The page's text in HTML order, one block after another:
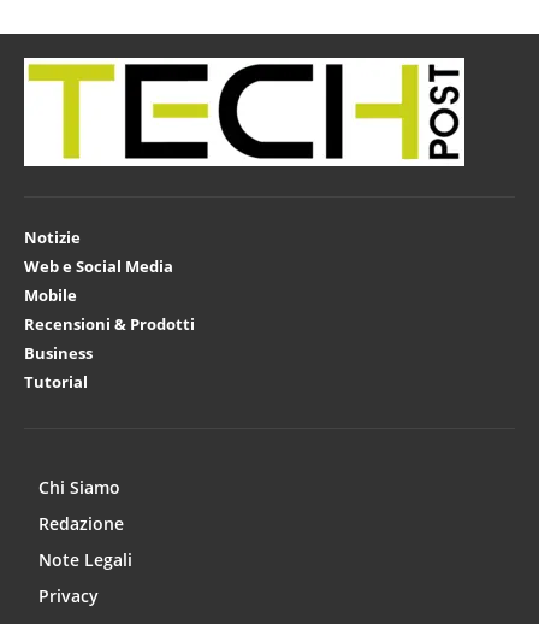
Notizie
Web e Social Media
Mobile
Recensioni & Prodotti
Business
Tutorial
Chi Siamo
Redazione
Note Legali
Privacy